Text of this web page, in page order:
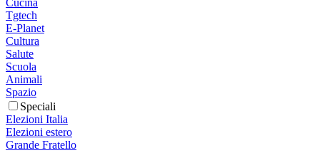
Cucina
Tgtech
E-Planet
Cultura
Salute
Scuola
Animali
Spazio
Speciali
Elezioni Italia
Elezioni estero
Grande Fratello